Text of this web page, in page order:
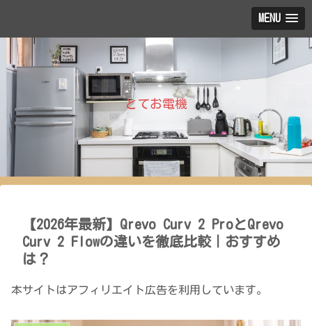
MENU
とてお電機
【2026年最新】Qrevo Curv 2 ProとQrevo
Curv 2 Flowの違いを徹底比較｜おすすめ
は？
本サイトはアフィリエイト広告を利用しています。